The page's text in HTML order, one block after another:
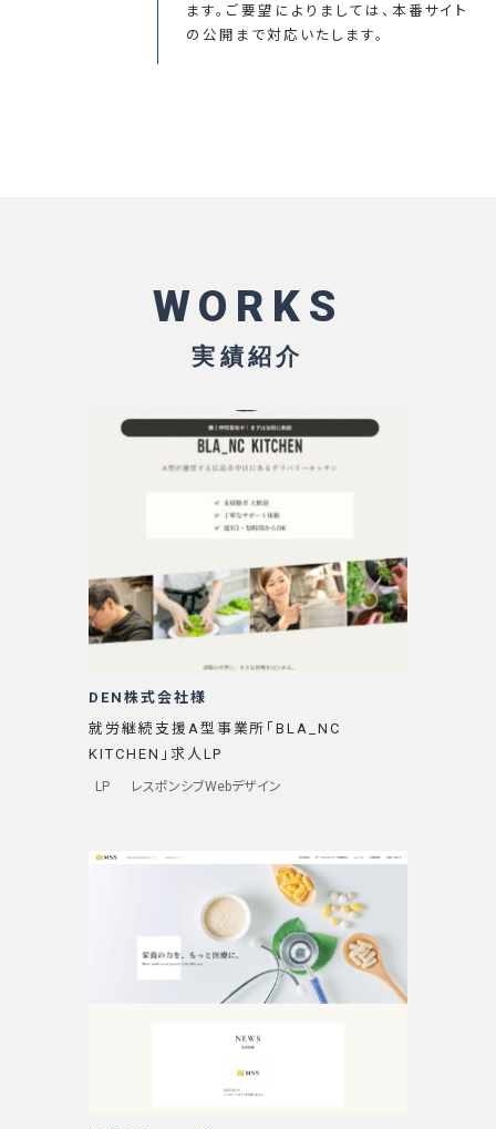
ます。ご要望によりましては、本番サイト
の公開まで対応いたします。
WORKS
実績紹介
DEN株式会社様
就労継続支援A型事業所「BLA_NC
KITCHEN」求人LP
LP レスポンシブWebデザイン